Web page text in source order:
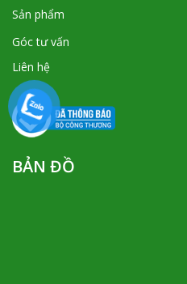
Sản phẩm
Góc tư vấn
Liên hệ
BẢN ĐỒ